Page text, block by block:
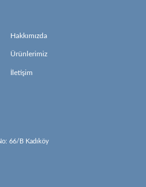
Hakkımızda
Ürünlerimiz
İletişim
66/B Kadıköy